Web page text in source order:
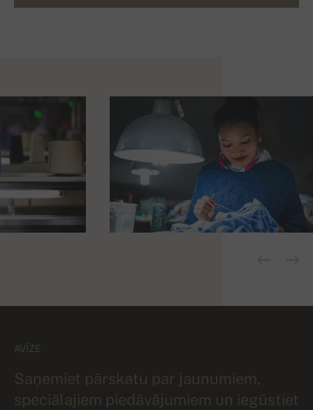
AVĪZE
Saņemiet pārskatu par jaunumiem,
speciālajiem piedāvājumiem un iegūstiet